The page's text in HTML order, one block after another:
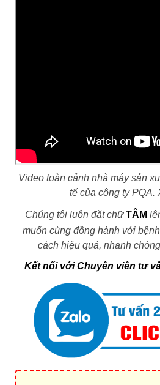
Video toàn cảnh nhà máy sản
tế của công ty PQA.
Chúng tôi luôn đặt chữTÂM
muốn cùng đồng hành với
cách hiệu quả, nhanh
Kết nối với Chuyên viên tư